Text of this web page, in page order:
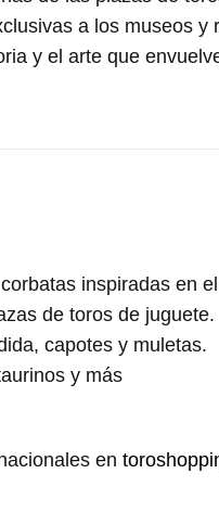
a los museos y
y el arte que
inspiradas en
de toros de juguete.
capotes y muletas.
y más
en